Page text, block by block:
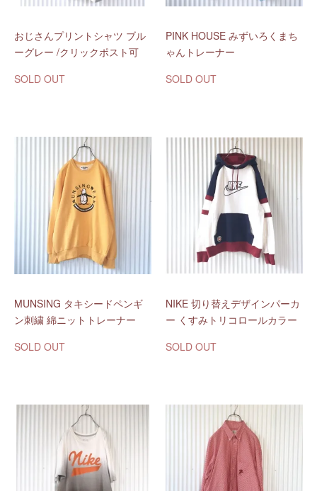
おじさんプリントシャツ ブル
ーグレー /クリックポスト可
SOLD OUT
PINK HOUSE みずいろくまち
ゃんトレーナー
SOLD OUT
MUNSING タキシードペンギ
ン刺繍 綿ニットトレーナー
SOLD OUT
NIKE 切り替えデザインパーカ
ー くすみトリコロールカラー
SOLD OUT